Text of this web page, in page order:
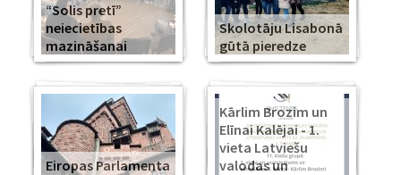
“Solis pretī”
neiecietības
mazināšanai
Skolotāju Lisabonā
gūtā pieredze
Eiropas Parlamenta
Kārlim Brozim un
Elīnai Kalējai - 1.
vieta Latviešu
valodas un